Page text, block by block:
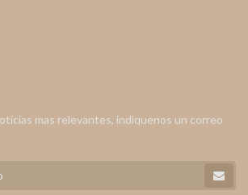
mas relevantes, indiquenos un correo